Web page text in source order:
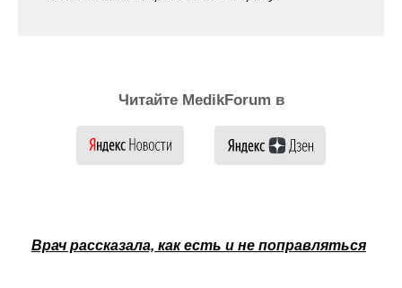
Читайте MedikForum в
Врач рассказала, как есть и не поправляться